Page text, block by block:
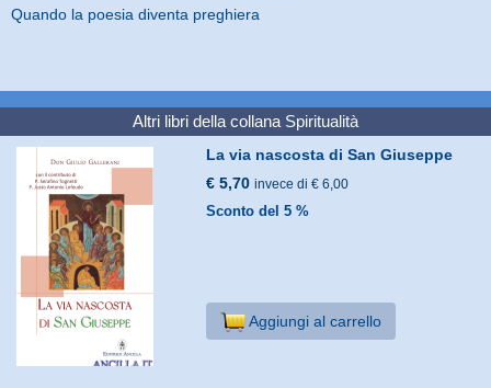
Quando la poesia diventa preghiera
Altri libri della collana Spiritualità
La via nascosta di San Giuseppe
€ 5,70 invece di € 6,00
Sconto del 5 %
Aggiungi al carrello